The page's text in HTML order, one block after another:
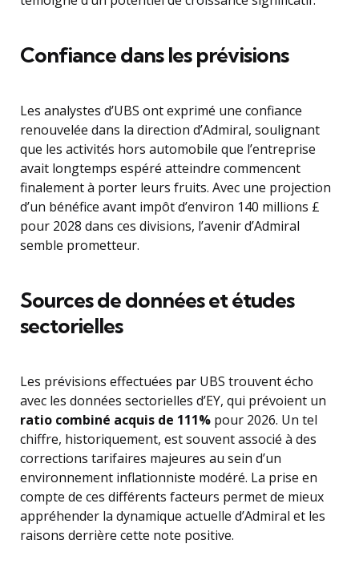
Confiance dans les prévisions
Les analystes d’UBS ont exprimé une confiance
renouvelée dans la direction d’Admiral, soulignant
que les activités hors automobile que l’entreprise
avait longtemps espéré atteindre commencent
finalement à porter leurs fruits. Avec une projection
d’un bénéfice avant impôt d’environ 140 millions £
pour 2028 dans ces divisions, l’avenir d’Admiral
semble prometteur.
Sources de données et études
sectorielles
Les prévisions effectuées par UBS trouvent écho
avec les données sectorielles d’EY, qui prévoient un
ratio combiné acquis de 111% pour 2026. Un tel
chiffre, historiquement, est souvent associé à des
corrections tarifaires majeures au sein d’un
environnement inflationniste modéré. La prise en
compte de ces différents facteurs permet de mieux
appréhender la dynamique actuelle d’Admiral et les
raisons derrière cette note positive.